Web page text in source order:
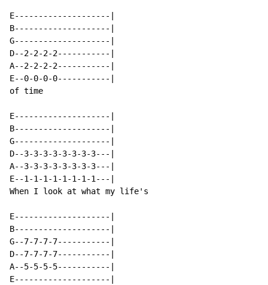
E--------------------|
B--------------------|
G--------------------|
D--2-2-2-2-----------|
A--2-2-2-2-----------|
E--0-0-0-0-----------|
of time
E--------------------|
B--------------------|
G--------------------|
D--3-3-3-3-3-3-3-3---|
A--3-3-3-3-3-3-3-3---|
E--1-1-1-1-1-1-1-1---|
When I look at what my life's
E--------------------|
B--------------------|
G--7-7-7-7-----------|
D--7-7-7-7-----------|
A--5-5-5-5-----------|
E--------------------|